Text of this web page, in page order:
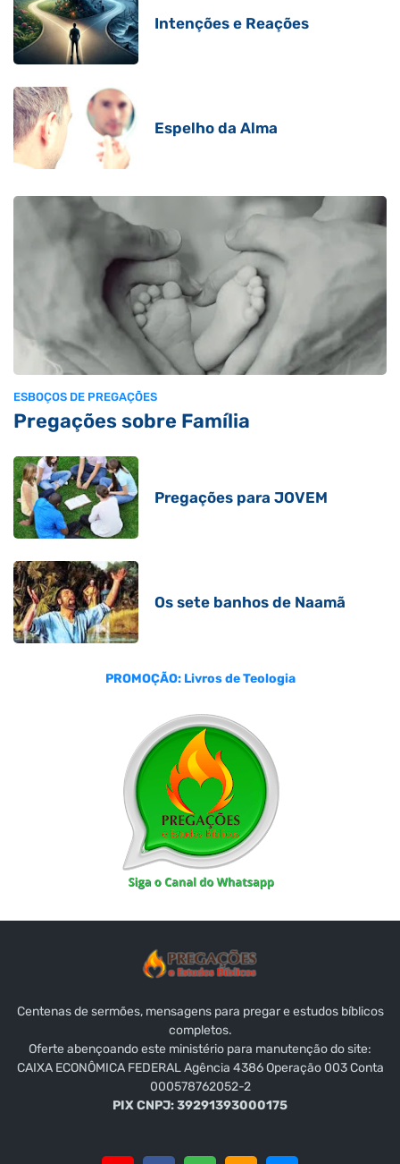
Intenções e Reações
Espelho da Alma
ESBOÇOS DE PREGAÇÕES
Pregações sobre Família
Pregações para JOVEM
Os sete banhos de Naamã
PROMOÇÃO: Livros de Teologia
Centenas de sermões, mensagens para pregar e estudos bíblicos
completos.
Oferte abençoando este ministério para manutenção do site:
CAIXA ECONÔMICA FEDERAL Agência 4386 Operação 003 Conta
000578762052-2
PIX CNPJ: 39291393000175